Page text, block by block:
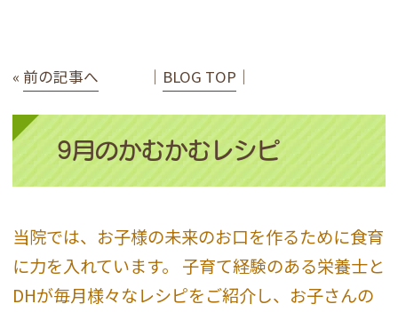
« 前の記事へ │ BLOG TOP │
9月のかむかむレシピ
当院では、お子様の未来のお口を作るために食育
に力を入れています。 子育て経験のある栄養士と
DHが毎月様々なレシピをご紹介し、お子さんの